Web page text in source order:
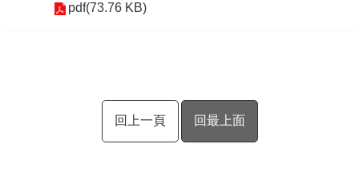
pdf(73.76 KB)
回上一頁 回最上面